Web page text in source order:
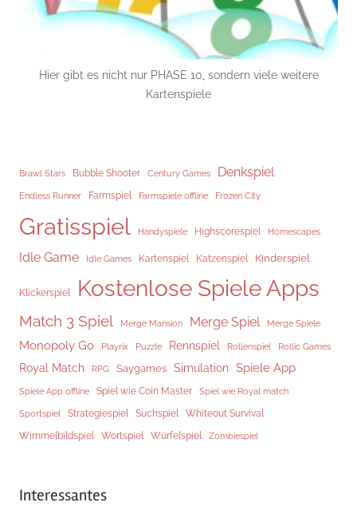
Hier gibt es nicht nur PHASE 10, sondern viele weitere
Kartenspiele
Brawl Stars Bubble Shooter Century Games Denkspiel
Endless Runner Farmspiel Farmspiele offline Frozen City
Gratisspiel Handyspiele Highscorespiel Homescapes
Idle Game Idle Games Kartenspiel Katzenspiel Kinderspiel
Klickerspiel Kostenlose Spiele Apps
Match 3 Spiel Merge Mansion Merge Spiel Merge Spiele
Monopoly Go Playrix Puzzle Rennspiel Rollenspiel Rollic Games
Royal Match RPG Saygames Simulation Spiele App
Spiele App offline Spiel wie Coin Master Spiel wie Royal match
Sportspiel Strategiespiel Suchspiel
Whiteout Survival
Wimmelbildspiel
Wortspiel Würfelspiel Zombiespiel
Interessantes